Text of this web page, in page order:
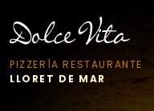
PIZZERÍA RESTAURANTE
LLORET DE MAR